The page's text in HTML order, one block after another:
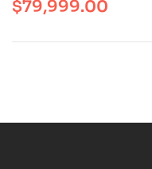
$79,999.00